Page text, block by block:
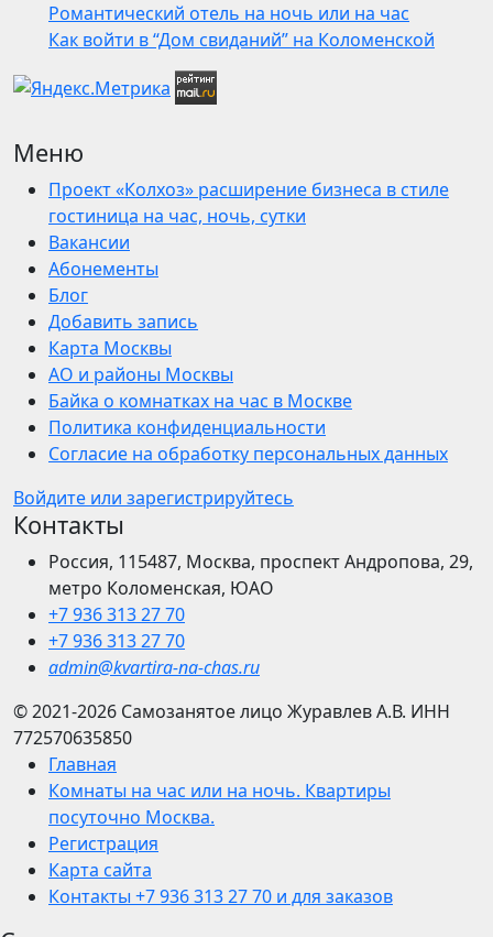
Романтический отель на ночь или на час
Как войти в “Дом свиданий” на Коломенской
Меню
Проект «Колхоз» расширение бизнеса в стиле
гостиница на час, ночь, сутки
Вакансии
Абонементы
Блог
Добавить запись
Карта Москвы
АО и районы Москвы
Байка о комнатках на час в Москве
Политика конфиденциальности
Согласие на обработку персональных данных
Войдите или зарегистрируйтесь
Контакты
Россия, 115487, Москва, проспект Андропова, 29,
метро Коломенская, ЮАО
+7 936 313 27 70
+7 936 313 27 70
admin@kvartira-na-chas.ru
© 2021-2026 Самозанятое лицо Журавлев А.В. ИНН
772570635850
Главная
Комнаты на час или на ночь. Квартиры
посуточно Москва.
Регистрация
Карта сайта
Контакты +7 936 313 27 70 и для заказов